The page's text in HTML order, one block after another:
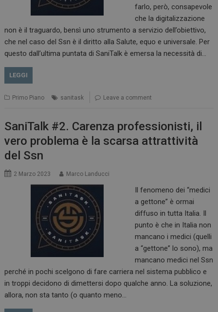
farlo, però, consapevole
che la digitalizzazione
non è il traguardo, bensì uno strumento a servizio dell’obiettivo,
che nel caso del Ssn è il diritto alla Salute, equo e universale. Per
questo dall’ultima puntata di SaniTalk è emersa la necessità di…
LEGGI
Primo Piano sanitask Leave a comment
SaniTalk #2. Carenza professionisti, il
vero problema è la scarsa attrattività
del Ssn
2 Marzo 2023 Marco Landucci
Il fenomeno dei “medici
a gettone” è ormai
diffuso in tutta Italia. Il
punto è che in Italia non
mancano i medici (quelli
a “gettone” lo sono), ma
mancano medici nel Ssn
perché in pochi scelgono di fare carriera nel sistema pubblico e
in troppi decidono di dimettersi dopo qualche anno. La soluzione,
allora, non sta tanto (o quanto meno…